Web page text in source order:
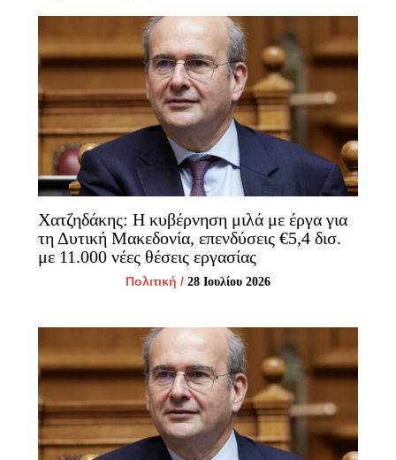
Χατζηδάκης: Η κυβέρνηση μιλά με έργα για
τη Δυτική Μακεδονία, επενδύσεις €5,4 δισ.
με 11.000 νέες θέσεις εργασίας
Πολιτική / 28 Ιουλίου 2026